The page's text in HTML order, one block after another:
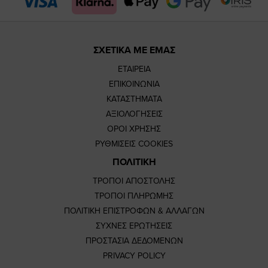
ΣΧΕΤΙΚΑ ΜΕ ΕΜΑΣ
ΕΤΑΙΡΕΙΑ
ΕΠΙΚΟΙΝΩΝΙΑ
ΚΑΤΑΣΤΗΜΑΤΑ
ΑΞΙΟΛΟΓΗΣΕΙΣ
ΟΡΟΙ ΧΡΗΣΗΣ
ΡΥΘΜΙΣΕΙΣ COOKIES
ΠΟΛΙΤΙΚΗ
ΤΡΟΠΟΙ ΑΠΟΣΤΟΛΗΣ
ΤΡΟΠΟΙ ΠΛΗΡΩΜΗΣ
ΠΟΛΙΤΙΚΗ ΕΠΙΣΤΡΟΦΩΝ & ΑΛΛΑΓΩΝ
ΣΥΧΝΕΣ ΕΡΩΤΗΣΕΙΣ
ΠΡΟΣΤΑΣΙΑ ΔΕΔΟΜΕΝΩΝ
PRIVACY POLICY